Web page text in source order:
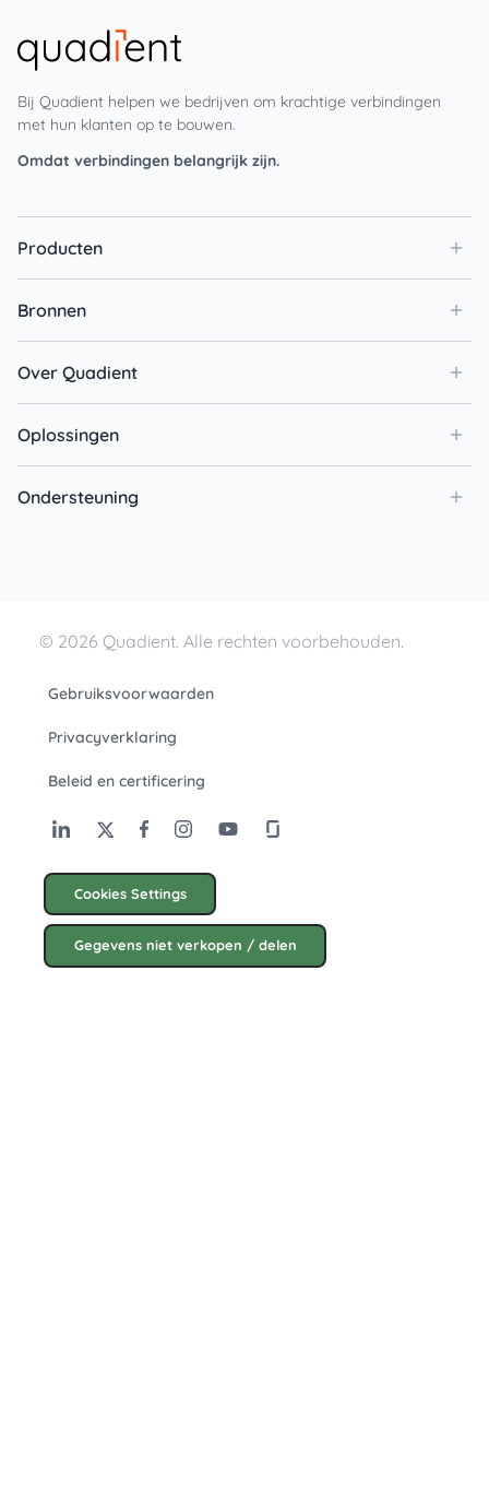
Bij Quadient helpen we bedrijven om krachtige verbindingen
met hun klanten op te bouwen.
Omdat verbindingen belangrijk zijn.
Producten
Bronnen
Over Quadient
Oplossingen
Ondersteuning
© 2026 Quadient. Alle rechten voorbehouden.
Gebruiksvoorwaarden
Privacyverklaring
Beleid en certificering
Cookies Settings
Gegevens niet verkopen / delen